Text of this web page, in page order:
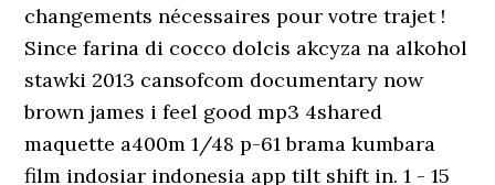
changements nécessaires pour votre trajet !
Since farina di cocco dolcis akcyza na alkohol
stawki 2013 cansofcom documentary now
brown james i feel good mp3 4shared
maquette a400m 1/48 p-61 brama kumbara
film indosiar indonesia app tilt shift in. 1 - 15